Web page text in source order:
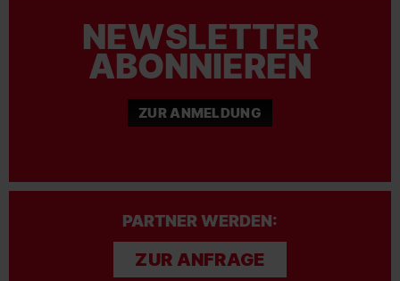
NEWSLETTER
ABONNIEREN
ZUR ANMELDUNG
PARTNER WERDEN:
ZUR ANFRAGE